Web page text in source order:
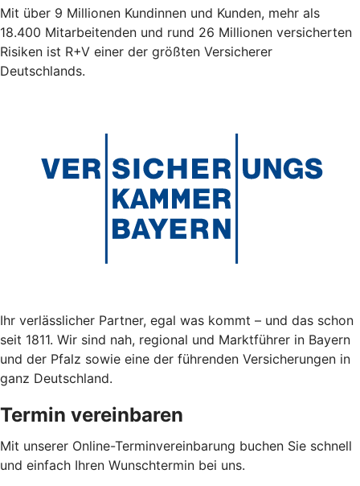
Mit über 9 Millionen Kundinnen und Kunden, mehr als
18.400 Mitarbeitenden und rund 26 Millionen versicherten
Risiken ist R+V einer der größten Versicherer
Deutschlands.
Ihr verlässlicher Partner, egal was kommt – und das schon
seit 1811. Wir sind nah, regional und Marktführer in Bayern
und der Pfalz sowie eine der führenden Versicherungen in
ganz Deutschland.
Termin vereinbaren
Mit unserer Online-Terminvereinbarung buchen Sie schnell
und einfach Ihren Wunschtermin bei uns.